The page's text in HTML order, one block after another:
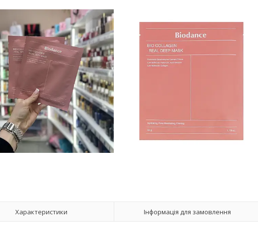
Характеристики Інформація для замовлення